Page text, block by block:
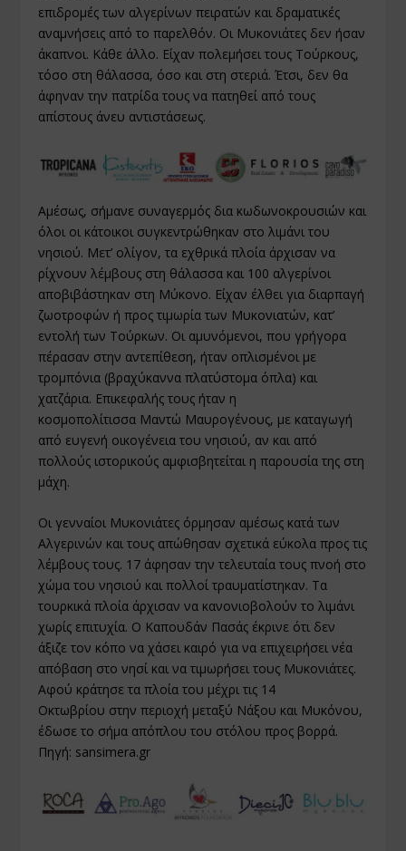
επιδρομές των αλγερίνων πειρατών και δραματικές
αναμνήσεις από το παρελθόν. Οι Μυκονιάτες δεν ήσαν
άκαπνοι. Κάθε άλλο. Είχαν πολεμήσει τους Τούρκους,
τόσο στη θάλασσα, όσο και στη στεριά. Έτσι, δεν θα
άφηναν την πατρίδα τους να πατηθεί από τους
απίστους άνευ αντιστάσεως.
Αμέσως, σήμανε συναγερμός δια κωδωνοκρουσιών και
όλοι οι κάτοικοι συγκεντρώθηκαν στο λιμάνι του
νησιού. Μετ’ ολίγον, τα εχθρικά πλοία άρχισαν να
ρίχνουν λέμβους στη θάλασσα και 100 αλγερίνοι
αποβιβάστηκαν στη Μύκονο. Είχαν έλθει για διαρπαγή
ζωοτροφών ή προς τιμωρία των Μυκονιατών, κατ’
εντολή των Τούρκων. Οι αμυνόμενοι, που γρήγορα
πέρασαν στην αντεπίθεση, ήταν οπλισμένοι με
τρομπόνια (βραχύκαννα πλατύστομα όπλα) και
χατζάρια. Επικεφαλής τους ήταν η
κοσμοπολίτισσα Μαντώ Μαυρογένους, με καταγωγή
από ευγενή οικογένεια του νησιού, αν και από
πολλούς ιστορικούς αμφισβητείται η παρουσία της στη
μάχη.
Οι γενναίοι Μυκονιάτες όρμησαν αμέσως κατά των
Αλγερινών και τους απώθησαν σχετικά εύκολα προς τις
λέμβους τους. 17 άφησαν την τελευταία τους πνοή στο
χώμα του νησιού και πολλοί τραυματίστηκαν. Τα
τουρκικά πλοία άρχισαν να κανονιοβολούν το λιμάνι
χωρίς επιτυχία. Ο Καπουδάν Πασάς έκρινε ότι δεν
άξιζε τον κόπο να χάσει καιρό για να επιχειρήσει νέα
απόβαση στο νησί και να τιμωρήσει τους Μυκονιάτες.
Αφού κράτησε τα πλοία του μέχρι τις 14
Οκτωβρίου στην περιοχή μεταξύ Νάξου και Μυκόνου,
έδωσε το σήμα απόπλου του στόλου προς βορρά.
Πηγή: sansimera.gr